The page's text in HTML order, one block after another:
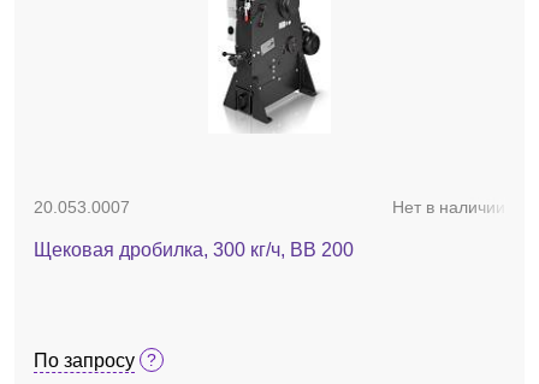
20.053.0007 Нет в наличии
Щековая дробилка, 300 кг/ч, BB 200
По запросу